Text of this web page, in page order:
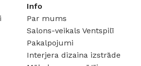
fasādem un mitrām
Grīdām un
Info
Par mums
Salons-veikals Ventspilī
Pakalpojumi
Interjera dizaina izstrāde